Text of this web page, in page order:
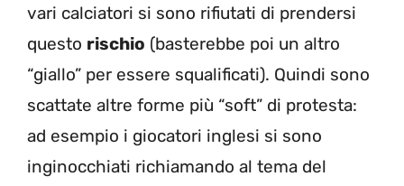
vari calciatori si sono rifiutati di prendersi
questo rischio (basterebbe poi un altro
“giallo” per essere squalificati). Quindi sono
scattate altre forme più “soft” di protesta:
ad esempio i giocatori inglesi si sono
inginocchiati richiamando al tema del